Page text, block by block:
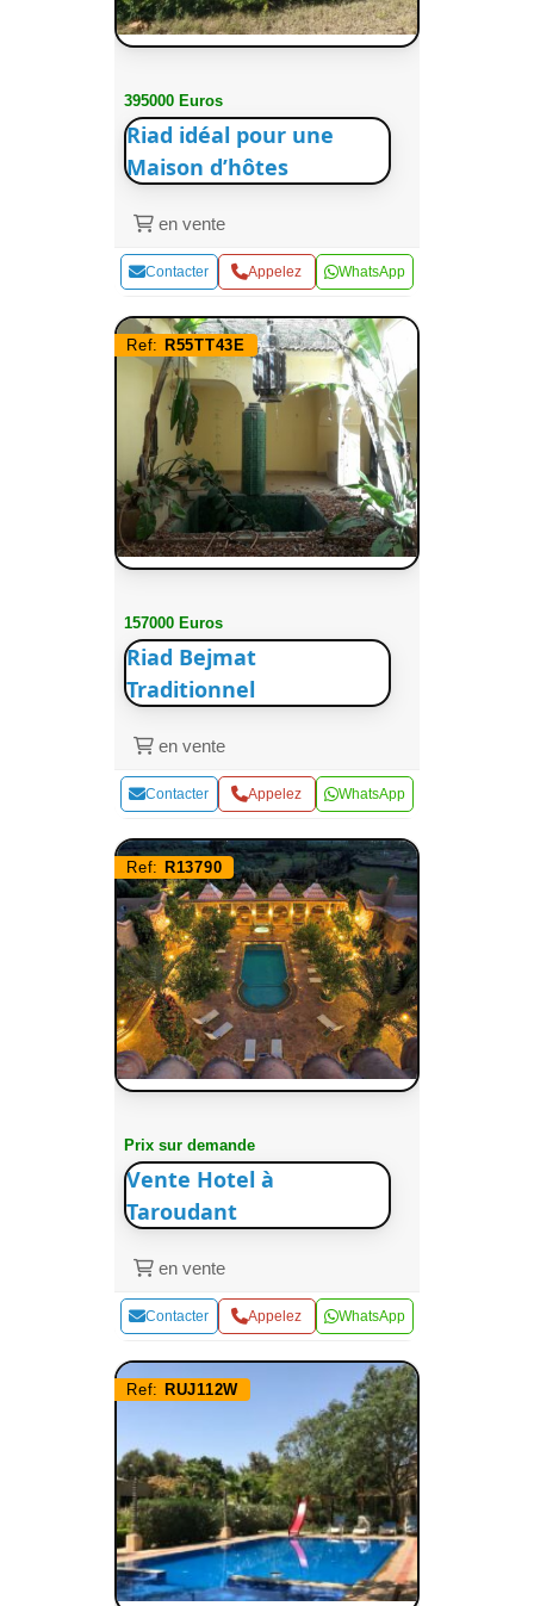
395000 Euros
Riad idéal pour une
Maison d’hôtes
en vente
Contacter Appelez WhatsApp
Ref: R55TT43E
157000 Euros
Riad Bejmat
Traditionnel
en vente
Contacter Appelez WhatsApp
Ref: R13790
Prix sur demande
Vente Hotel à
Taroudant
en vente
Contacter Appelez WhatsApp
Ref: RUJ112W